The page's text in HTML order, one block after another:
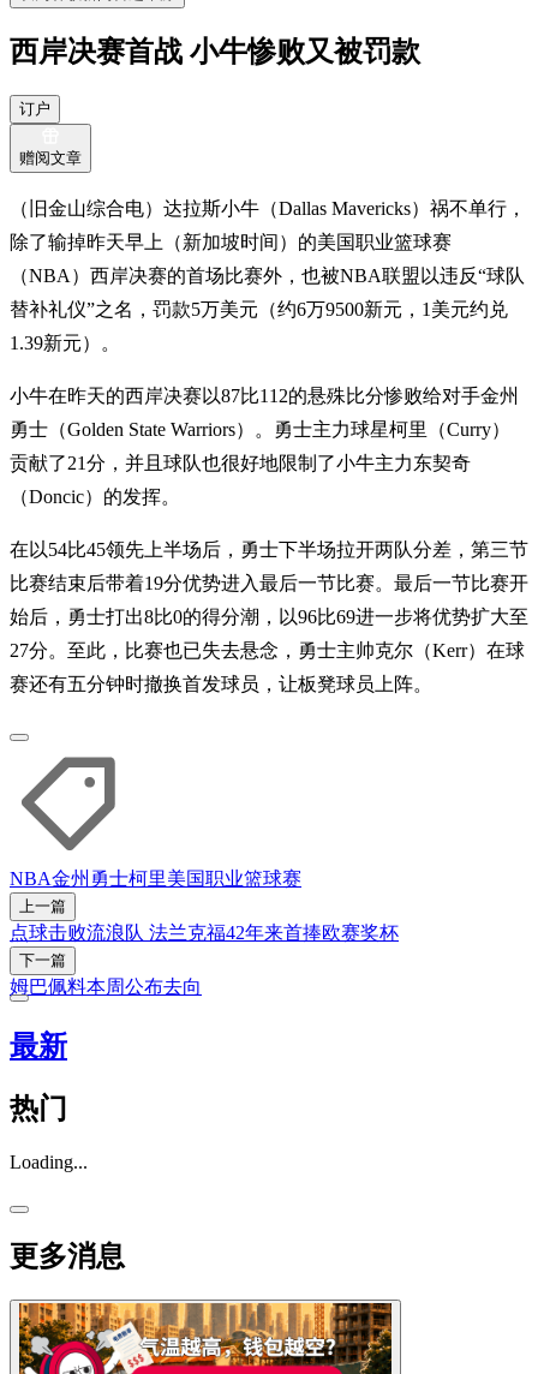
西岸决赛首战 小牛惨败又被罚款
订户
赠阅文章
（旧金山综合电）达拉斯小牛（Dallas Mavericks）祸不单行，
除了输掉昨天早上（新加坡时间）的美国职业篮球赛
（NBA）西岸决赛的首场比赛外，也被NBA联盟以违反“球队
替补礼仪”之名，罚款5万美元（约6万9500新元，1美元约兑
1.39新元）。
小牛在昨天的西岸决赛以87比112的悬殊比分惨败给对手金州
勇士（Golden State Warriors）。勇士主力球星柯里（Curry）
贡献了21分，并且球队也很好地限制了小牛主力东契奇
（Doncic）的发挥。
在以54比45领先上半场后，勇士下半场拉开两队分差，第三节
比赛结束后带着19分优势进入最后一节比赛。最后一节比赛开
始后，勇士打出8比0的得分潮，以96比69进一步将优势扩大至
27分。至此，比赛也已失去悬念，勇士主帅克尔（Kerr）在球
赛还有五分钟时撤换首发球员，让板凳球员上阵。
NBA金州勇士柯里美国职业篮球赛
上一篇
点球击败流浪队 法兰克福42年来首捧欧赛奖杯
下一篇
姆巴佩料本周公布去向
最新
热门
Loading...
更多消息